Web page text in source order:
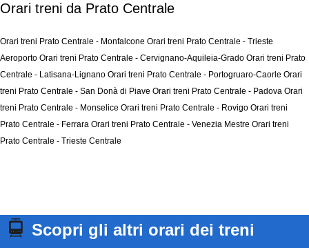
Orari treni da Prato Centrale
Orari treni Prato Centrale - Monfalcone Orari treni Prato Centrale - Trieste
Aeroporto Orari treni Prato Centrale - Cervignano-Aquileia-Grado Orari treni Prato
Centrale - Latisana-Lignano Orari treni Prato Centrale - Portogruaro-Caorle Orari
treni Prato Centrale - San Donà di Piave Orari treni Prato Centrale - Padova Orari
treni Prato Centrale - Monselice Orari treni Prato Centrale - Rovigo Orari treni
Prato Centrale - Ferrara Orari treni Prato Centrale - Venezia Mestre Orari treni
Prato Centrale - Trieste Centrale
Scopri gli altri orari dei treni